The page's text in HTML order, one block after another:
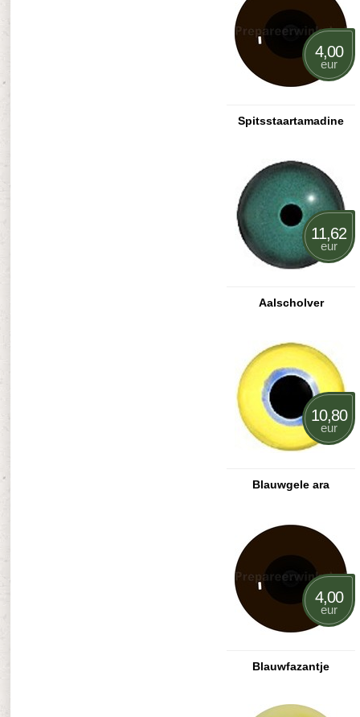
Spitsstaartamadine
4,00
eur
Aalscholver
11,62
eur
Blauwgele ara
10,80
eur
Blauwfazantje
4,00
eur